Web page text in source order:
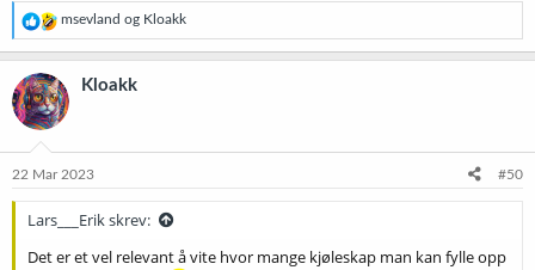
vinning, for hobbyen det kan gi
R
e
a
s
j
n
e
msevland og Kloakk
Kloakk
22 Mar 2023 #50
Lars___Erik skrev:
Det er et vel relevant å vite hvor mange kjøleskap man kan fylle opp